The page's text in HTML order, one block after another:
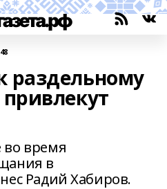
раздельному
во время
в
Радий Хабиров.